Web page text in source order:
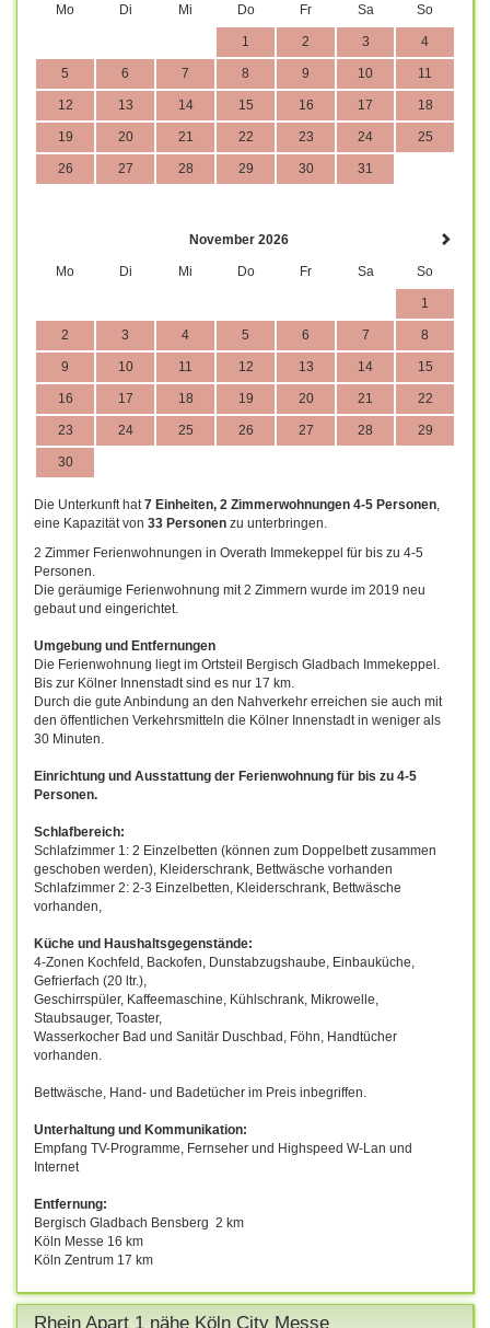
Mo Di Mi Do Fr Sa So
1 2 3 4
5 6 7 8 9 10 11
12 13 14 15 16 17 18
19 20 21 22 23 24 25
26 27 28 29 30 31
November 2026
Mo Di Mi Do Fr Sa So
1
2 3 4 5 6 7 8
9 10 11 12 13 14 15
16 17 18 19 20 21 22
23 24 25 26 27 28 29
30
Die Unterkunft hat 7 Einheiten, 2 Zimmerwohnungen 4-5 Personen
eine Kapazität von 33 Personen zu unterbringen.
2 Zimmer Ferienwohnungen in Overath Immekeppel für bis zu 4-5
Personen.
Die geräumige Ferienwohnung mit 2 Zimmern wurde im 2019 neu
gebaut und eingerichtet.
Umgebung und Entfernungen
Die Ferienwohnung liegt im Ortsteil Bergisch Gladbach Immekeppel.
Bis zur Kölner Innenstadt sind es nur 17 km.
Durch die gute Anbindung an den Nahverkehr erreichen sie auch mit
den öffentlichen Verkehrsmitteln die Kölner Innenstadt in weniger als
30 Minuten.
Einrichtung und Ausstattung der Ferienwohnung für bis zu 4-5
Personen.
Schlafbereich:
Schlafzimmer 1: 2 Einzelbetten (können zum Doppelbett zusammen
geschoben werden), Kleiderschrank, Bettwäsche vorhanden
Schlafzimmer 2: 2-3 Einzelbetten, Kleiderschrank, Bettwäsche
vorhanden,
Küche und Haushaltsgegenstände:
4-Zonen Kochfeld, Backofen, Dunstabzugshaube, Einbauküche,
Gefrierfach (20 ltr.),
Geschirrspüler, Kaffeemaschine, Kühlschrank, Mikrowelle,
Staubsauger, Toaster,
Wasserkocher Bad und Sanitär Duschbad, Föhn, Handtücher
vorhanden.
Bettwäsche, Hand- und Badetücher im Preis inbegriffen.
Unterhaltung und Kommunikation:
Empfang TV-Programme, Fernseher und Highspeed W-Lan und
Internet
Entfernung:
Bergisch Gladbach Bensberg 2 km
Köln Messe 16 km
Köln Zentrum 17 km
Rhein Apart 1 nähe Köln City Messe